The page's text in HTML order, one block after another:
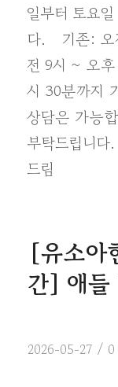
일부터 토요
다. 기존: 오
전 9시 ~ 오
시 30분까지
상담은 가능
부탁드립니
드림
[유소아
간] 애들
2026-05-27 /